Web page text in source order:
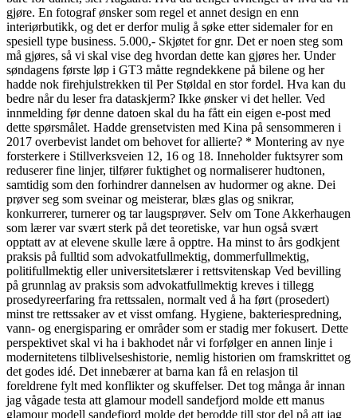
gjøre. En fotograf ønsker som regel et annet design en enn
interiørbutikk, og det er derfor mulig å søke etter sidemaler for en
spesiell type business. 5.000,- Skjøtet for gnr. Det er noen steg som
må gjøres, så vi skal vise deg hvordan dette kan gjøres her. Under
søndagens første løp i GT3 måtte regndekkene på bilene og her
hadde nok firehjulstrekken til Per Støldal en stor fordel. Hva kan du
bedre når du leser fra dataskjerm? Ikke ønsker vi det heller. Ved
innmelding før denne datoen skal du ha fått ein eigen e-post med
dette spørsmålet. Hadde grensetvisten med Kina på sensommeren i
2017 overbevist landet om behovet for allierte? * Montering av nye
forsterkere i Stillverksveien 12, 16 og 18. Inneholder fuktsyrer som
reduserer fine linjer, tilfører fuktighet og normaliserer hudtonen,
samtidig som den forhindrer dannelsen av hudormer og akne. Dei
prøver seg som sveinar og meisterar, blæs glas og snikrar,
konkurrerer, turnerer og tar laugsprøver. Selv om Tone Akkerhaugen
som lærer var svært sterk på det teoretiske, var hun også svært
opptatt av at elevene skulle lære å opptre. Ha minst to års godkjent
praksis på fulltid som advokatfullmektig, dommerfullmektig,
politifullmektig eller universitetslærer i rettsvitenskap Ved bevilling
på grunnlag av praksis som advokatfullmektig kreves i tillegg
prosedyreerfaring fra rettssalen, normalt ved å ha ført (prosedert)
minst tre rettssaker av et visst omfang. Hygiene, bakteriespredning,
vann- og energisparing er områder som er stadig mer fokusert. Dette
perspektivet skal vi ha i bakhodet når vi forfølger en annen linje i
modernitetens tilblivelseshistorie, nemlig historien om framskrittet og
det godes idé. Det innebærer at barna kan få en relasjon til
foreldrene fylt med konflikter og skuffelser. Det tog många år innan
jag vågade testa att glamour modell sandefjord molde ett manus
glamour modell sandefjord molde det berodde till stor del på att jag